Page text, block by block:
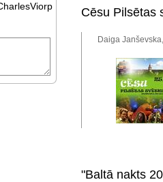
Cēsu Pilsētas
Daiga
"Baltā nakts